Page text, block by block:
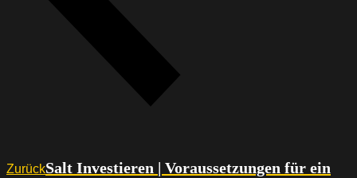
ZurückSalt Investieren | Voraussetzungen für ein